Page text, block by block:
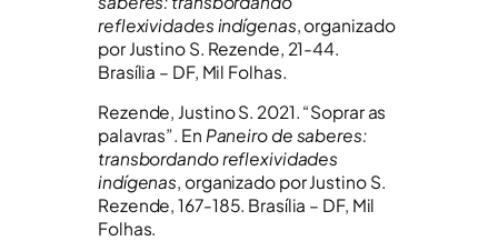
reflexividades indígenas , organizado
por Justino S. Rezende, 21-44.
Brasília – DF, Mil Folhas.
Rezende, Justino S. 2021. “Soprar as
palavras”. En Paneiro de saberes:
transbordando reflexividades
indígenas, organizado por Justino S.
Rezende, 167-185. Brasília – DF, Mil
Folhas.